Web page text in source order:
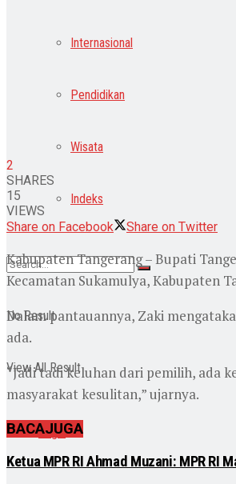
Internasional
Pendidikan
Wisata
Indeks
No Result
View All Result
Login
2
SHARES
15
VIEWS
Share on Facebook
Share on Twitter
Kabupaten Tangerang – Bupati
Kecamatan Sukamulya, Kabupaten
Dalam pantauannya, Zaki
ada.
“Jadi tadi keluhan dari pemilih, ada
masyarakat kesulitan,” ujarnya.
BACAJUGA
Ketua MPR RI Ahmad Muzani: MPR RI